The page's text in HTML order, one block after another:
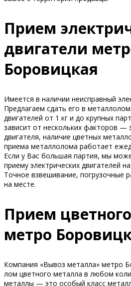
Прием
двигатели
Боровицкая
Имеется в наличии неисправный
Предлагаем сдать его в
двигателей от 1 кг и до крупных
зависит от нескольких факторов —
двигателя, наличие цветных
приема металлолома работает
Если у Вас большая партия, мы
приему электрических двигателей
Точное взвешивание, погрузочные
на месте.
Прием
метро
Компания «Вывоз металла» метро
лом цветного металла в любом
металлы — это особый класс